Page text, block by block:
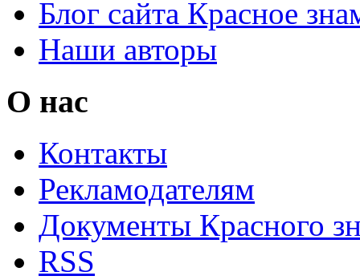
Блог сайта Красное
Наши авторы
О нас
Контакты
Рекламодателям
Документы Красного
RSS